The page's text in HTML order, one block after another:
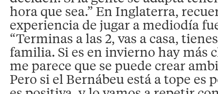
hora que sea.” En Inglaterra,
experiencia de jugar a mediodía
“Terminas a las 2, vas a casa,
familia. Si es en invierno hay más
me parece que se puede crear
Pero si el Bernábeu está a tope es